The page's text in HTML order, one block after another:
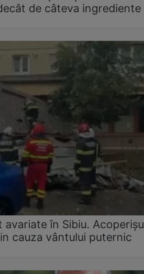
de câteva ingrediente
în Sibiu.
cauza vântului puternic